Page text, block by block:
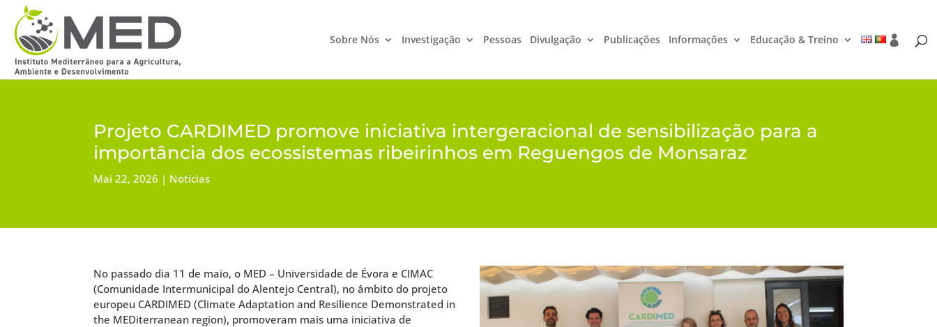
Sobre Nós Investigação Pessoas Divulgação Publicações Informações Educação & Treino
Projeto CARDIMED promove iniciativa intergeracional de sensibilização para a
importância dos ecossistemas ribeirinhos em Reguengos de Monsaraz
Mai 22, 2026 Notícias
No passado dia 11 de maio, o MED – Universidade de Évora e CIMAC
(Comunidade Intermunicipal do Alentejo Central), no âmbito do projeto
europeu CARDIMED (Climate Adaptation and Resilience Demonstrated in
the MEDiterranean region), promoveram mais uma iniciativa de